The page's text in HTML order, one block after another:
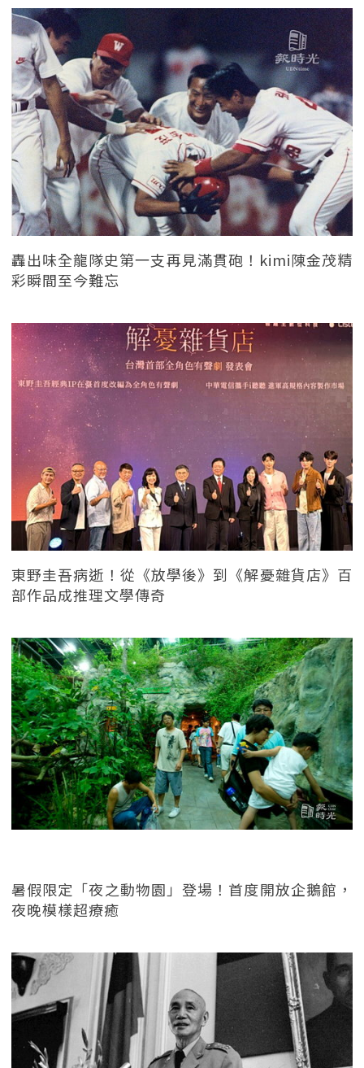
轟出味全龍隊史第一支再見滿貫砲！kimi陳金茂精
彩瞬間至今難忘
東野圭吾病逝！從《放學後》到《解憂雜貨店》百
部作品成推理文學傳奇
暑假限定「夜之動物園」登場！首度開放企鵝館，
夜晚模樣超療癒